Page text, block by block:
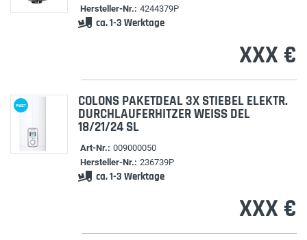
Hersteller-Nr.: 4244379P
ca. 1-3 Werktage
XXX €
PAKET COLONS PAKETDEAL 3X STIEBEL ELEKTR.
DURCHLAUFERHITZER WEISS DEL 1
8/21/24 SL
Art-Nr.: 009000050
Hersteller-Nr.: 236739P
ca. 1-3 Werktage
XXX €